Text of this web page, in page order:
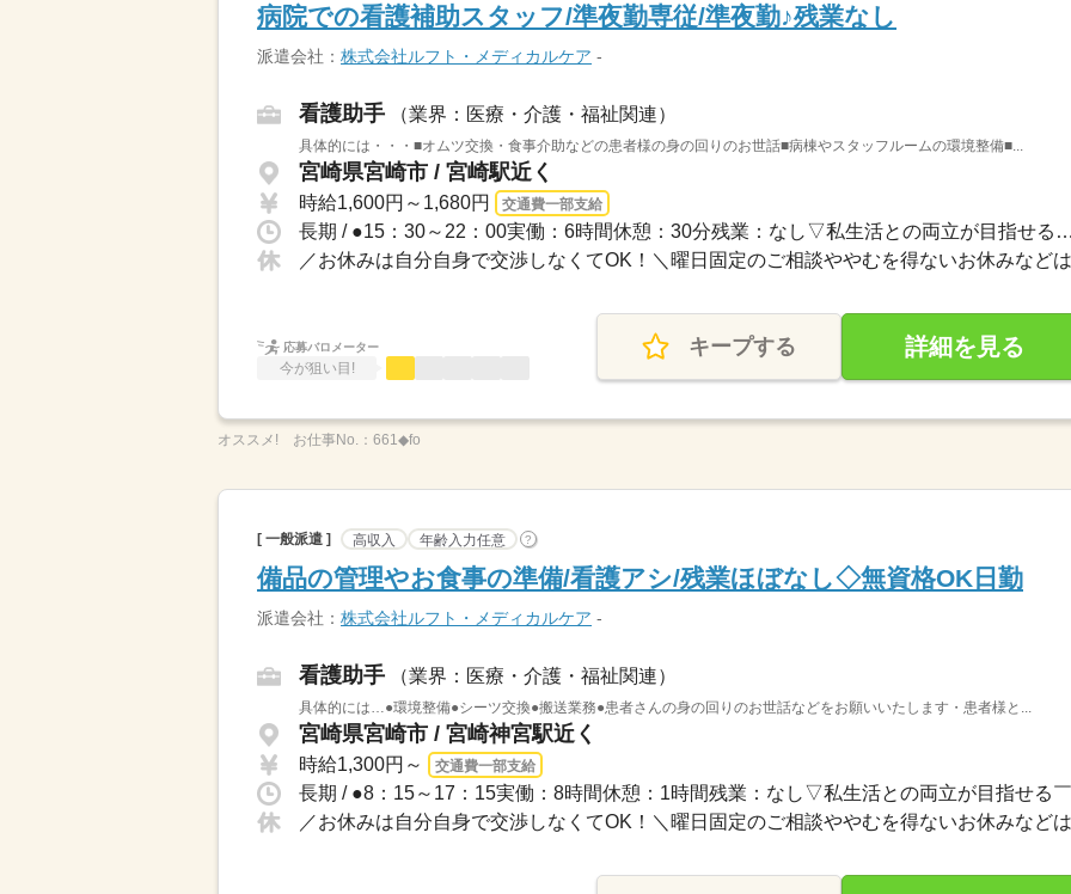
病院での看護補助スタッフ/準夜勤専従/準夜勤♪残業なし
派遣会社： 株式会社ルフト・メディカルケア -
看護助手 （業界：医療・介護・福祉関連）
具体的には・・・■オムツ交換・食事介助などの患者様の身の回りのお世話■病棟やスタッフルームの環境整備■...
宮崎県宮崎市 / 宮崎駅近く
時給1,600円～1,680円 交通費一部支給
長期 / ●15：30～22：00実働：6時間休憩：30分残業：なし▽私生活との両立が目指せる￣...
／お休みは自分自身で交渉しなくてOK！＼曜日固定のご相談ややむを得ないお休みなど
応募バロメーター
今が狙い目!
キープする 詳細を見る
オススメ! お仕事No.： 661◆fo
[ 一般派遣 ] 高収入 年齢入力任意 ?
備品の管理やお食事の準備/看護アシ/残業ほぼなし◇無資格OK日勤
派遣会社： 株式会社ルフト・メディカルケア -
看護助手 （業界：医療・介護・福祉関連）
具体的には…●環境整備●シーツ交換●搬送業務●患者さんの身の回りのお世話などをお願いいたします・患者様と...
宮崎県宮崎市 / 宮崎神宮駅近く
時給1,300円～ 交通費一部支給
長期 / ●8：15～17：15実働：8時間休憩：1時間残業：なし▽私生活との両立が目指せる
／お休みは自分自身で交渉しなくてOK！＼曜日固定のご相談ややむを得ないお休みなど